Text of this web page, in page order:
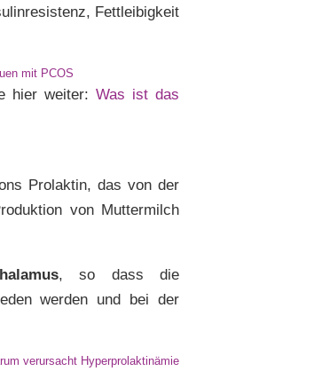
Fettleibigkeit
mit PCOS
hier weiter: Was ist das
Prolaktin, das von der
von Muttermilch
, so dass die
werden und bei der
verursacht Hyperprolaktinämie